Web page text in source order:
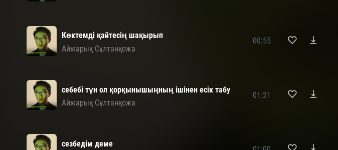
Көктемді қайтесің шақырып
Айжарық Сұлтанқожа
00:55
себебі түн ол қорқынышыңның ішінен есік табу
Айжарық Сұлтанқожа
01:21
сезбедім деме